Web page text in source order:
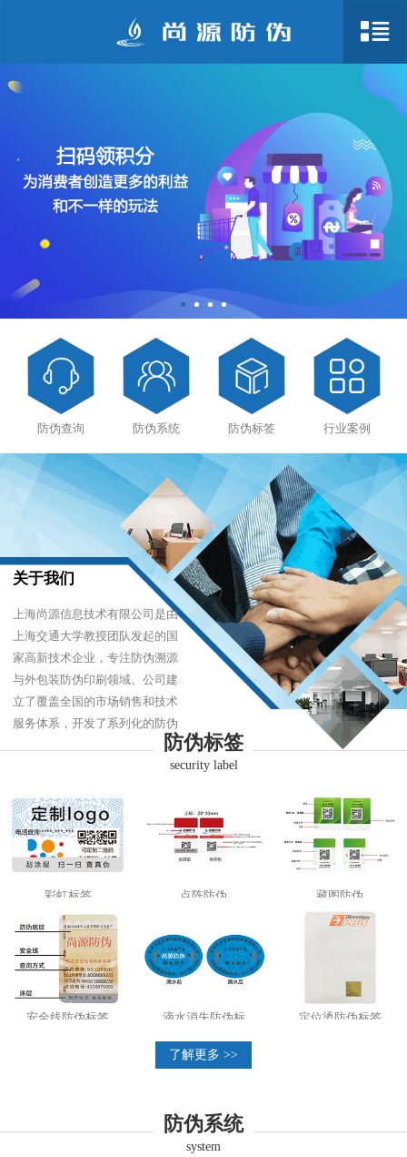
防伪查询 防伪系统 防伪标签 行业案例
关于我们
上海尚源信息技术有限公司是由
上海交通大学教授团队发起的国
家高新技术企业，专注防伪溯源
与外包装防伪印刷领域。公司建
立了覆盖全国的市场销售和技术
服务体系，开发了系列化的防伪
产品，以难仿制、易识别、优成
本的技术，经受住了市场的严酷
防伪标签
security label
彩虹标签 点阵防伪 藏图防伪
安全线防伪标签 滴水消失防伪标 定位烫防伪标签
了解更多 >>
防伪系统
system